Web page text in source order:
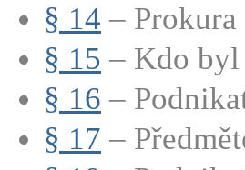
§ 14 – Prokura
§ 15 – Kdo
§ 16 –
§ 17 –